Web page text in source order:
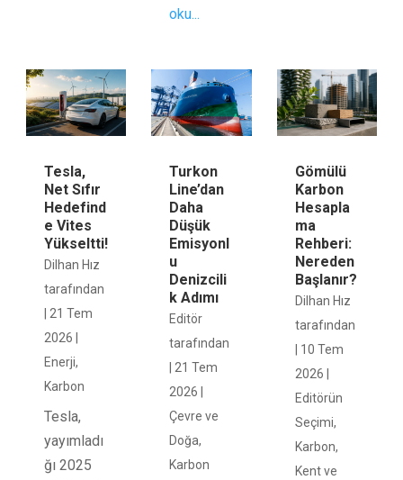
oku...
Tesla,
Net Sıfır
Hedefind
e Vites
Yükseltti!
Dilhan Hız
tarafından
21 Tem
2026
Enerji,
Karbon
Tesla,
yayımladı
ğı 2025
Turkon
Line’dan
Daha
Düşük
Emisyonl
u
Denizcili
k Adımı
Editör
tarafından
|21 Tem
2026
Çevre ve
Doğa,
Karbon
Gömülü
Karbon
Hesapla
ma
Rehberi:
Nereden
Başlanır?
Dilhan Hız
tarafından
10 Tem
2026
Editörün
Seçimi,
Karbon,
Kent ve